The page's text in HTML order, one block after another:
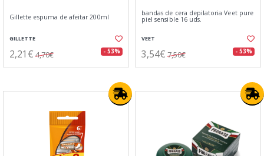
Gillette espuma de afeitar 200ml
GILLETTE
2,21€ 4,70€ - 53%
bandas de cera depilatoria Veet pure
piel sensible 16 uds.
VEET
3,54€ 7,50€ - 53%